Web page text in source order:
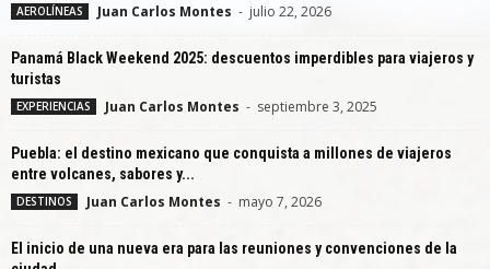
AEROLÍNEAS Juan Carlos Montes - julio 22, 2026
Panamá Black Weekend 2025: descuentos imperdibles para viajeros y
turistas
EXPERIENCIAS Juan Carlos Montes - septiembre 3, 2025
Puebla: el destino mexicano que conquista a millones de viajeros
entre volcanes, sabores y...
DESTINOS Juan Carlos Montes - mayo 7, 2026
El inicio de una nueva era para las reuniones y convenciones de la